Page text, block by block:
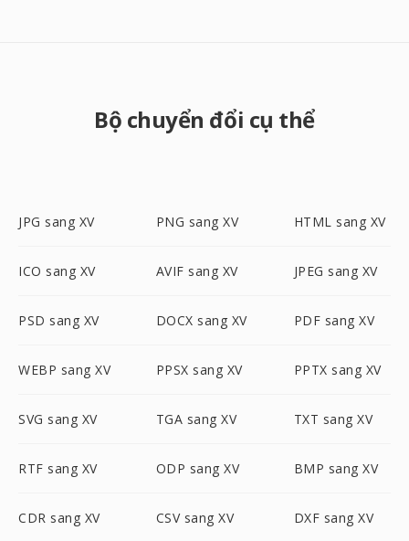
Bộ chuyển đổi cụ thể
JPG sang XV PNG sang XV HTML sang XV
ICO sang XV AVIF sang XV JPEG sang XV
PSD sang XV DOCX sang XV PDF sang XV
WEBP sang XV PPSX sang XV PPTX sang XV
SVG sang XV TGA sang XV TXT sang XV
RTF sang XV ODP sang XV BMP sang XV
CDR sang XV CSV sang XV DXF sang XV